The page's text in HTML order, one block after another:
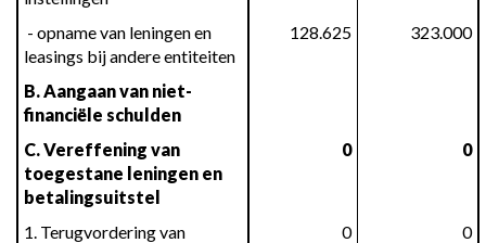
leasings bij andere entiteiten
128.625 323.000
B. Aangaan van niet-
financiële schulden
C. Vereffening van
toegestane leningen en
betalingsuitstel
0 0
1. Terugvordering van
0 0